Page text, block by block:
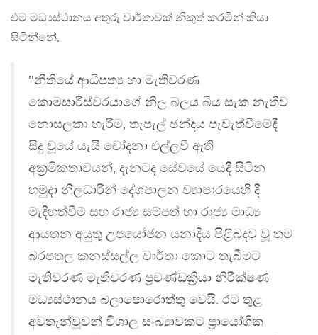
එම මධ්‍යස්ථානය අතුරු වාර්තාවක් නිකුත් කරමින් කියා
සිටින්නේ,
‛‛නීතියේ ආධිපත්‍ය හා මැතිවරණ
කොමසාරිස්වරයාගේ නිල බලය බිය සැක නැතිව
නොසලකා හැරීම, තැපැල් ඡන්දය පැවැත්වීමේදී
සිදු වූයේ යැයි චෝදනා එල්ලවී ඇති
අක්‍රමිකතාවයන්, දැනටද සේවයේ යෙදී සිටින
හමුදා නිලධාරීන් දේශපාලන ව්‍යාපාරයෙහි දී
මැදිහත්වීම සහ රාජ්‍ය සම්පත් හා රාජ්‍ය මාධ්‍ය
ආයතන අයුතු උපයෝජන යනාදිය පිළිබදව වූ තම
බරපතල කනස්සල්ල වාර්තා කොට තැබීමට
මැතිවරණ මැතිවරණ ප්‍රචණ්ඩක්‍රියා නිරීක්ෂණ
මධ්‍යස්ථානය බලාපොරොත්තු වෙයි. රට තුළ
අවතැන්වූවන් විශාල සංඛ්‍යාවකට ප්‍රායෝගික